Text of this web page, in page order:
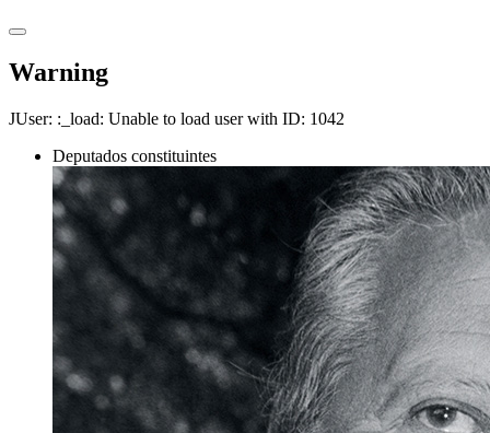
Warning
JUser: :_load: Unable to load user with ID: 1042
Deputados constituintes